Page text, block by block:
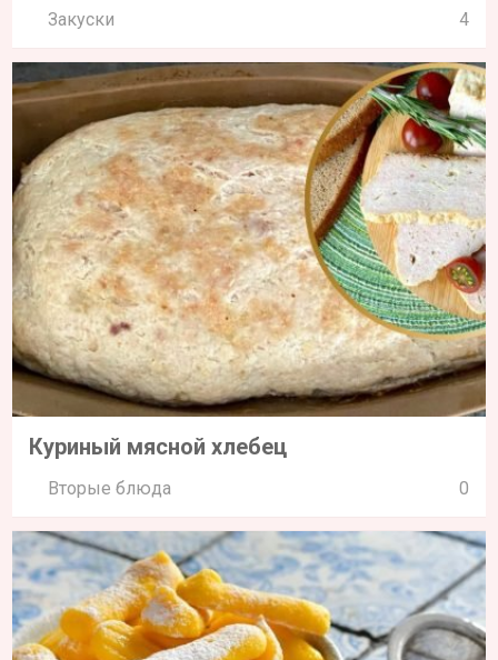
Закуски 4
Куриный мясной хлебец
Вторые блюда 0